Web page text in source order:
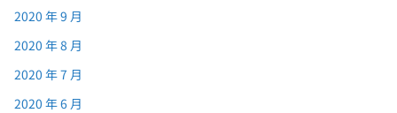
2020 年 9 月
2020 年 8 月
2020 年 7 月
2020 年 6 月